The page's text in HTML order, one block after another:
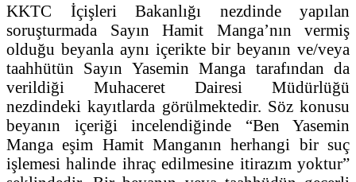
KKTC İçişleri Bakanlığı nezdinde yapılan
soruşturmada Sayın Hamit Manga’nın vermiş
olduğu beyanla aynı içerikte bir beyanın ve/veya
taahhütün Sayın Yasemin Manga tarafından da
verildiği Muhaceret Dairesi Müdürlüğü
nezdindeki kayıtlarda görülmektedir. Söz konusu
beyanın içeriği incelendiğinde “Ben Yasemin
Manga eşim Hamit Manganın herhangi bir suç
işlemesi halinde ihraç edilmesine itirazım yoktur”